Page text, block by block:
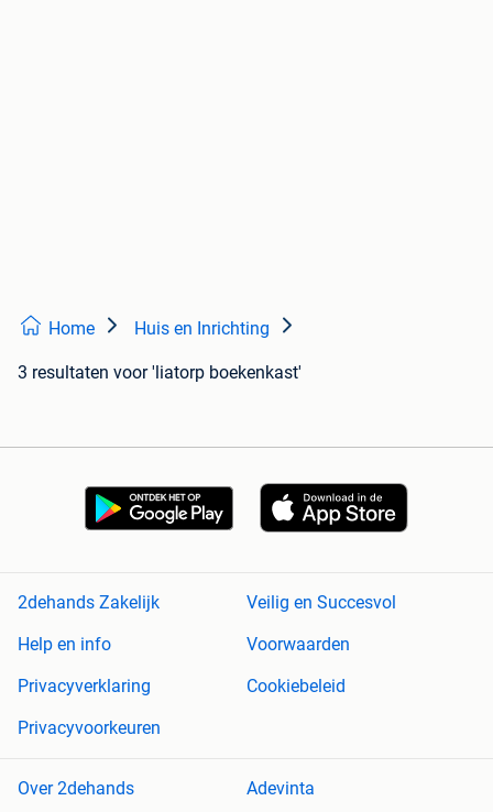
Home Huis en Inrichting
3 resultaten voor 'liatorp boekenkast'
2dehands Zakelijk
Veilig en Succesvol
Help en info
Voorwaarden
Privacyverklaring
Cookiebeleid
Privacyvoorkeuren
Over 2dehands Adevinta